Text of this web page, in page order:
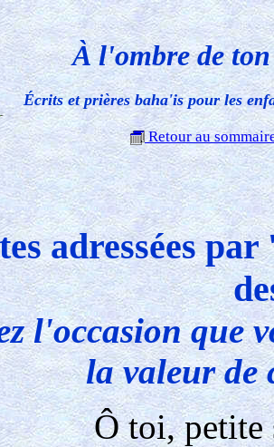
À l'ombre de
Écrits et prières baha'is pour les
Retour au
adressées
l'occasion que
la valeur de
Ô toi, petite